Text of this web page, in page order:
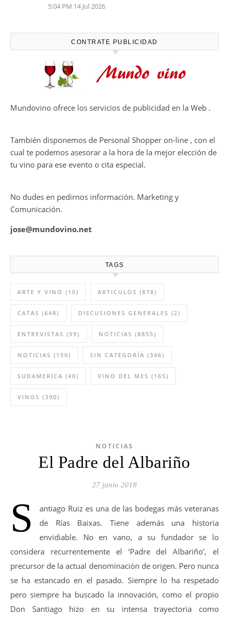
5:04 PM 14 Jul 2026
CONTRATE PUBLICIDAD
Mundovino ofrece los servicios de publicidad en la Web .
También disponemos de Personal Shopper on-line , con el
cual te podemos asesorar a la hora de la mejor elección de
tu vino para ese evento o cita especial.
No dudes en pedirnos información. Marketing y
Comunicación.
jose@mundovino.net
TAGS
ARTE Y VINO (10) ARTICULOS (878)
CATAS (648) DISCUSIONES GENERALES (2)
ENTREVISTAS (59) NOTICIAS (8855)
NOTICIAS (150) SIN CATEGORÍA (346)
SUDAMERICA (40) VINO DEL MES (165)
VINOS (390)
NOTICIAS
El Padre del Albariño
27 junio 2018
S
antiago Ruiz es una de las bodegas más veteranas
de Rías Baixas. Tiene además una historia
envidiable. No en vano, a su fundador se lo
considera recurrentemente el ‘Padre del Albariño’, el
precursor de la actual denominación de origen. Pero nunca
se ha estancado en el pasado. Siempre lo ha respetado
pero siempre ha buscado la innovación, como el propio
Don Santiago hizo en su intensa trayectoria como